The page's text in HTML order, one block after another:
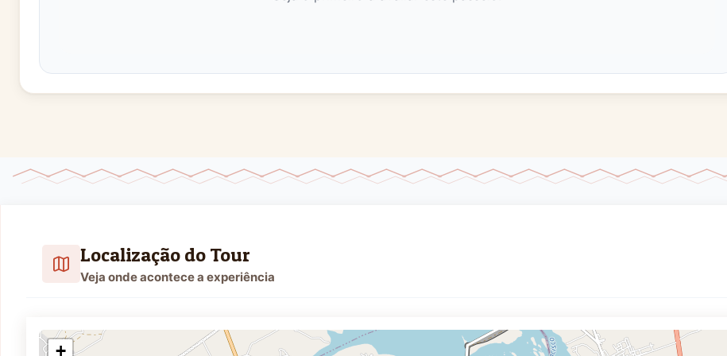
Barragem.
somente de acumulação.
3ª Parada - Casa de Máquinas da Usina Paulo Afonso III
onde se pode ver os geradores de energia, tudo parecendo o cenário de um filme de ficção científica.
Localização do Tour
Veja onde acontece a experiência
+